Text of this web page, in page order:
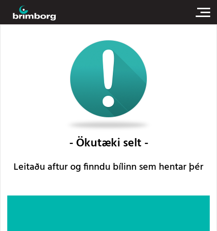
Ökutæki selt
Leitaðu aftur og finndu bílinn sem hentar þér